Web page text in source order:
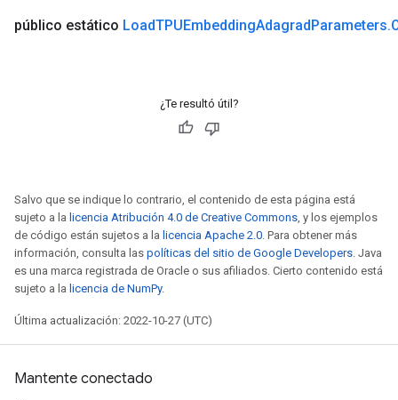
público estático LoadTPUEmbeddingAdagradParameters.
¿Te resultó útil?
Salvo que se indique lo contrario, el contenido de esta página está
sujeto a la licencia Atribución 4.0 de Creative Commons, y los ejemplos
de código están sujetos a la licencia Apache 2.0. Para obtener más
información, consulta las políticas del sitio de Google Developers. Java
es una marca registrada de Oracle o sus afiliados. Cierto contenido está
sujeto a la licencia de NumPy.
Última actualización: 2022-10-27 (UTC)
Mantente conectado